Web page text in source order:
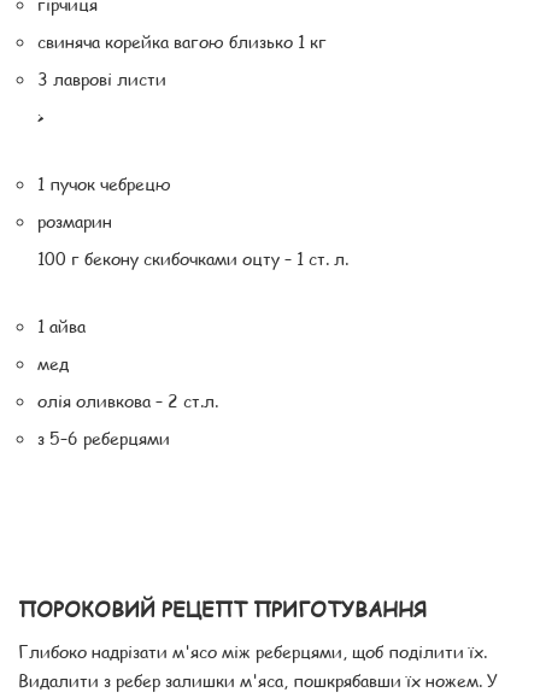
свиняча корейка вагою близько 1 кг
3 лаврові листи
>
1 пучок чебрецю
розмарин
100 г бекону скибочками оцту – 1 ст. л.
1 айва
мед
олія оливкова – 2 ст.л.
з 5–6 реберцями
ПОРОКОВИЙ РЕЦЕПТ ПРИГОТУВАННЯ
Глибоко надрізати м'ясо між реберцями, щоб поділити їх.
Видалити з ребер залишки м'яса, пошкрябавши їх ножем. У